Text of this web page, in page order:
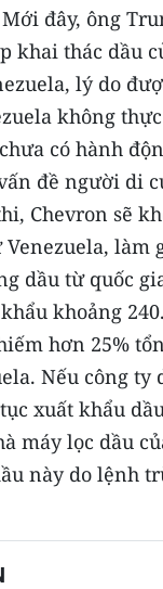
đây, ông
khai thác dầu
lý do
không
có hành
đề người di
Chevron sẽ
làm
dầu từ quốc
khoảng
hơn 25%
Nếu công ty
xuất khẩu
máy lọc dầu
này do lệnh